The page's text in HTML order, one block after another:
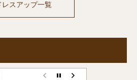
レスアップ一覧